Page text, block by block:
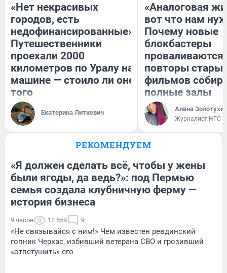
«Нет некрасивых
городов, есть
недофинансированные».
Путешественники
проехали 2000
километров по Уралу на
машине — стоило ли оно
того
Екатерина Литкевич
«Аналоговая
вот что нам
Почему новые
блокбастеры
повторы
фильмов
полные залы
Алёна
Журналист НГС
РЕКОМЕНДУЕМ
«Я должен сделать всё, чтобы у жены
были ягоды, да ведь?»: под Пермью
семья создала клубничную ферму —
история бизнеса
9 часов 12 559 9
«Не связывайся с ним!» Чем известен ревдинский
гопник Черкас, избивший ветерана СВО и грозивший
«отпетушить» его